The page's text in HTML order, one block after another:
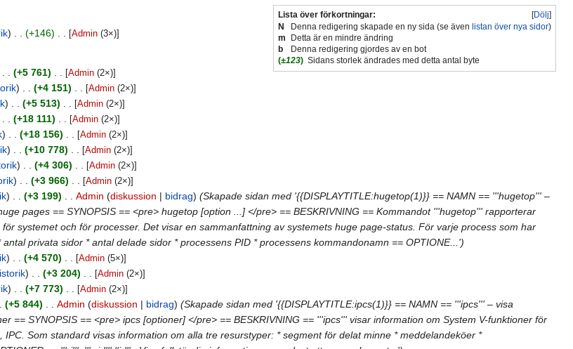
Dölj
Lista över förkortningar:
N
Denna redigering skapade en ny sida (se ävenlistan över nya sidor)
m
Detta är en mindre ändring
b
Denna redigering gjordes av en bot
(±123) Sidans storlek ändrades med detta antal byte
+146 [Admin ‎ (3×)]
+5 761 [Admin ‎ (2×)]
+4 151 [Admin ‎ (2×)]
+5 513 [Admin ‎ (2×)]
+18 111 [Admin ‎ (2×)]
+18 156 [Admin ‎ (2×)]
+10 778 [Admin ‎ (2×)]
+4 306 [Admin ‎ (2×)]
+3 966 [Admin ‎ (2×)]
+3 199 Admin diskussion bidrag
(Skapade sidan med '{{DISPLAYTITLE:hugetop(1)}} == NAMN == '''hugetop''' –
pages == SYNOPSIS == <pre> hugetop [option ...] </pre> == BESKRIVNING == Kommandot '''hugetop''' rapporterar
systemet och för processer. Det visar en sammanfattning av systemets huge page-status. För varje process som har
privata sidor * antal delade sidor * processens PID * processens kommandonamn == OPTIONE...')
+4 570 [Admin ‎ (5×)]
+3 204 [Admin ‎ (2×)]
+7 773 [Admin ‎ (2×)]
+5 844 Admin diskussion bidrag
(Skapade sidan med '{{DISPLAYTITLE:ipcs(1)}} == NAMN == '''ipcs''' – visa
== SYNOPSIS == <pre> ipcs [optioner] </pre> == BESKRIVNING == '''ipcs''' visar information om System V-funktioner för
IPC. Som standard visas information om alla tre resurstyper: * segment för delat minne * meddelandeköer *